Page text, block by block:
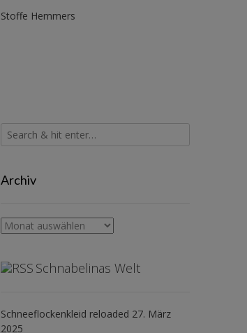
Stoffe Hemmers
Archiv
Archiv
Schnabelinas Welt
Schneeflockenkleid reloaded 27. März
2025